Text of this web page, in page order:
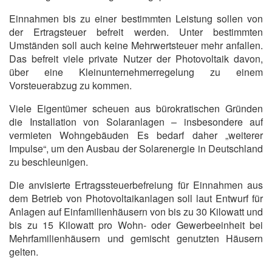
Einnahmen bis zu einer bestimmten Leistung sollen von
der Ertragsteuer befreit werden. Unter bestimmten
Umständen soll auch keine Mehrwertsteuer mehr anfallen.
Das befreit viele private Nutzer der Photovoltaik davon,
über eine Kleinunternehmerregelung zu einem
Vorsteuerabzug zu kommen.
Viele Eigentümer scheuen aus bürokratischen Gründen
die Installation von Solaranlagen – insbesondere auf
vermieten Wohngebäuden Es bedarf daher „weiterer
Impulse“, um den Ausbau der Solarenergie in Deutschland
zu beschleunigen.
Die anvisierte Ertragssteuerbefreiung für Einnahmen aus
dem Betrieb von Photovoltaikanlagen soll laut Entwurf für
Anlagen auf Einfamilienhäusern von bis zu 30 Kilowatt und
bis zu 15 Kilowatt pro Wohn- oder Gewerbeeinheit bei
Mehrfamilienhäusern und gemischt genutzten Häusern
gelten.